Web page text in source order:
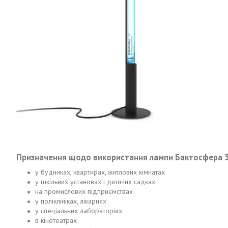
Призначення щодо використання лампи Бактосфера
у будинках, квартирах, житлових кімнатах
у шкільних установах і дитячих садках
на промислових підприємствах
у поліклініках, лікарнях
у спеціальних лабораторіях
в кінотеатрах